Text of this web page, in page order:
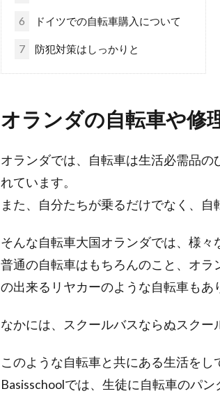
6 ドイツでの自転車購入について
7 防犯対策はしっかりと
オランダの自転車や修
オランダでは、自転車は生活必需品
れています。
また、自分たちが乗るだけでなく、自
そんな自転車大国オランダでは、様々
普通の自転車はもちろんのこと、オ
の出来るリヤカーのような自転車もあ
なかには、スクールバスならぬスクー
このような自転車と共にある生活を
Basisschoolでは、生徒に自転車のパ